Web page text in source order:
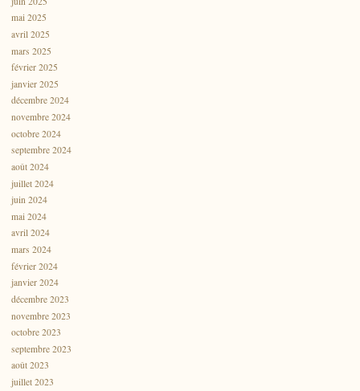
mai 2025
avril 2025
mars 2025
février 2025
janvier 2025
décembre 2024
novembre 2024
octobre 2024
septembre 2024
août 2024
juillet 2024
juin 2024
mai 2024
avril 2024
mars 2024
février 2024
janvier 2024
décembre 2023
novembre 2023
octobre 2023
septembre 2023
août 2023
juillet 2023